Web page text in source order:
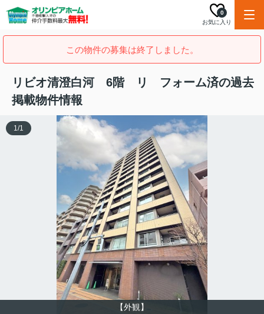
お気に入り
0
この物件の募集は終了しました。
リビオ清澄白河 6階 リ フォーム済の過去
掲載物件情報
【外観】
1/1